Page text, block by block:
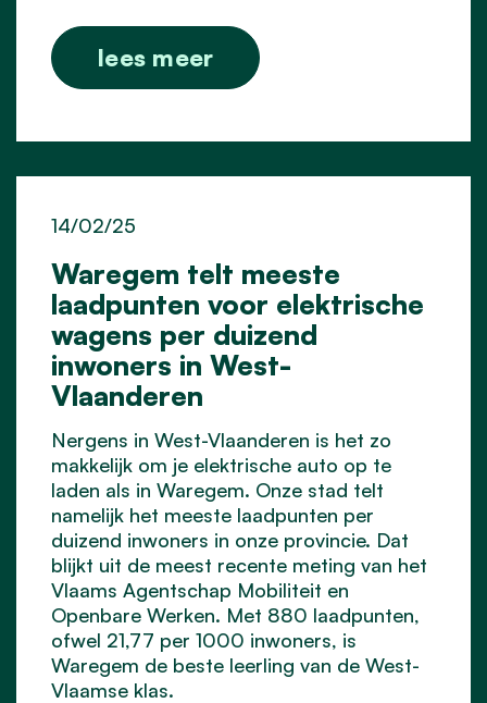
lees meer
Waregem telt meeste
laadpunten voor elektrische
wagens per duizend
inwoners in West-
Vlaanderen
14/02/25
Nergens in West-Vlaanderen is het zo
makkelijk om je elektrische auto op te
laden als in Waregem. Onze stad telt
namelijk het meeste laadpunten per
duizend inwoners in onze provincie. Dat
blijkt uit de meest recente meting van het
Vlaams Agentschap Mobiliteit en
Openbare Werken. Met 880 laadpunten,
ofwel 21,77 per 1000 inwoners, is
Waregem de beste leerling van de West-
Vlaamse klas.